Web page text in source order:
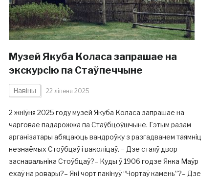
Музей Якуба Коласа запрашае на
экскурсію па Стаўпеччыне
Навіны 22 ліпеня 2025
2 жніўня 2025 году музей Якуба Коласа запрашае на
чарговае падарожжа па Стаўбцоўшчыне. Гэтым разам
арганізатары абяцаюць вандроўку з разгадванем таямніц
незнаёмых Стоўбцаў і ваколіцаў. – Дзе стаяў двор
заснавальніка Стоўбцаў?– Куды ў 1906 годзе Янка Маўр
ехаў на ровары?– Які чорт пакінуў “Чортаў камень”?– Дзе